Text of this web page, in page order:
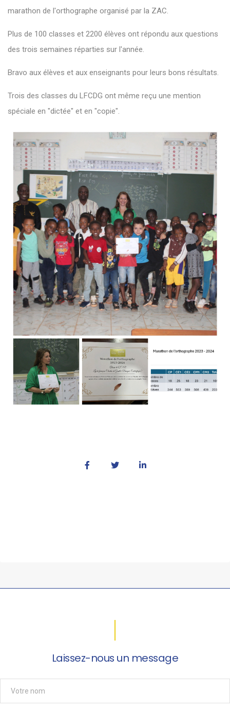
marathon de l'orthographe organisé par la ZAC.
Plus de 100 classes et 2200 élèves ont répondu aux questions
des trois semaines réparties sur l'année.
Bravo aux élèves et aux enseignants pour leurs bons résultats.
Trois des classes du LFCDG ont même reçu une mention
spéciale en "dictée" et en "copie".
Laissez-nous un message